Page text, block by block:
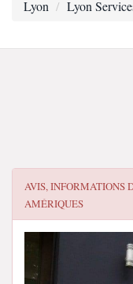
Lyon Lyon
AVIS, INFORMATIONS
AMÉRIQUES